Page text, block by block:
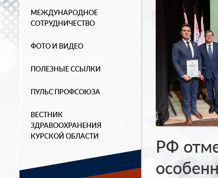
МЕЖДУНАРОДНОЕ
СОТРУДНИЧЕСТВО
ФОТО И ВИДЕО
ПОЛЕЗНЫЕ ССЫЛКИ
ПУЛЬС ПРОФСОЮЗА
ВЕСТНИК
ЗДРАВООХРАНЕНИЯ
КУРСКОЙ ОБЛАСТИ
РФ